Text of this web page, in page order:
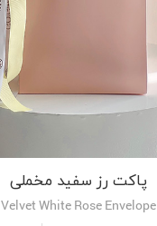
پاکت رز سفید مخملی
Velvet White Rose Envelope